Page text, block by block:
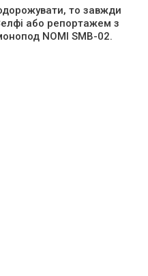
то завжди
або репортажем з
NOMI SMB-02.
конструкцію з 7 секцій
Управління камерою